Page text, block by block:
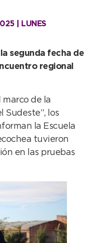
| LUNES
segunda fecha de
regional
marco de la
Sudeste”, los
la Escuela
tuvieron
en las pruebas